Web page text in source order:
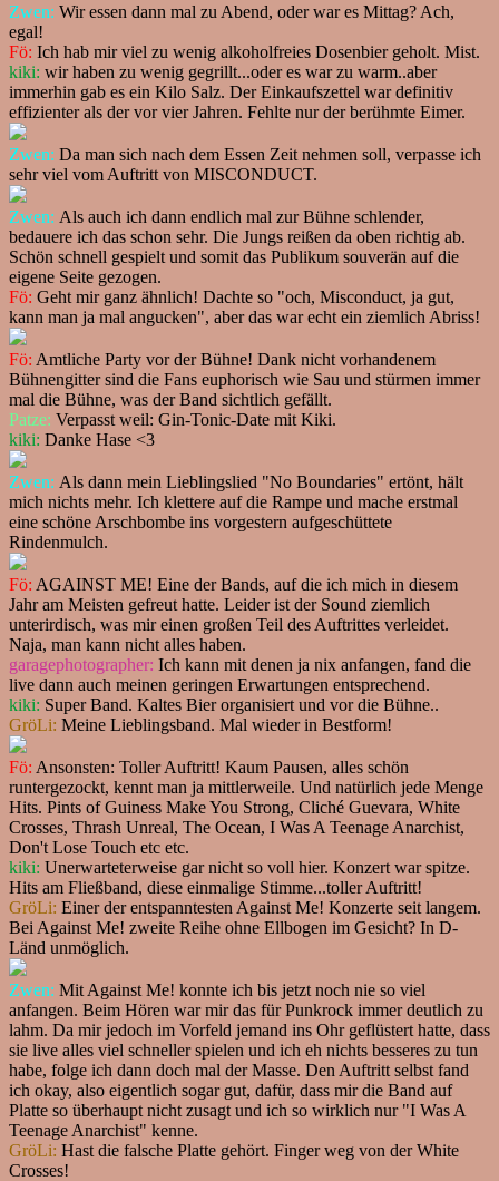
Zwen: Wir essen dann mal zu Abend, oder war es Mittag? Ach,
egal!
Fö: Ich hab mir viel zu wenig alkoholfreies Dosenbier geholt. Mist.
kiki: wir haben zu wenig gegrillt...oder es war zu warm..aber
immerhin gab es ein Kilo Salz. Der Einkaufszettel war definitiv
effizienter als der vor vier Jahren. Fehlte nur der berühmte Eimer.
Zwen: Da man sich nach dem Essen Zeit nehmen soll, verpasse ich
sehr viel vom Auftritt von MISCONDUCT.
Zwen: Als auch ich dann endlich mal zur Bühne schlender,
bedauere ich das schon sehr. Die Jungs reißen da oben richtig ab.
Schön schnell gespielt und somit das Publikum souverän auf die
eigene Seite gezogen.
Fö: Geht mir ganz ähnlich! Dachte so "och, Misconduct, ja gut,
kann man ja mal angucken", aber das war echt ein ziemlich Abriss!
Fö: Amtliche Party vor der Bühne! Dank nicht vorhandenem
Bühnengitter sind die Fans euphorisch wie Sau und stürmen immer
mal die Bühne, was der Band sichtlich gefällt.
Patze: Verpasst weil: Gin-Tonic-Date mit Kiki.
kiki: Danke Hase <3
Zwen: Als dann mein Lieblingslied "No Boundaries" ertönt, hält
mich nichts mehr. Ich klettere auf die Rampe und mache erstmal
eine schöne Arschbombe ins vorgestern aufgeschüttete
Rindenmulch.
Fö: AGAINST ME! Eine der Bands, auf die ich mich in diesem
Jahr am Meisten gefreut hatte. Leider ist der Sound ziemlich
unterirdisch, was mir einen großen Teil des Auftrittes verleidet.
Naja, man kann nicht alles haben.
garagephotographer: Ich kann mit denen ja nix anfangen, fand die
live dann auch meinen geringen Erwartungen entsprechend.
kiki: Super Band. Kaltes Bier organisiert und vor die Bühne..
GröLi: Meine Lieblingsband. Mal wieder in Bestform!
Fö: Ansonsten: Toller Auftritt! Kaum Pausen, alles schön
runtergezockt, kennt man ja mittlerweile. Und natürlich jede Menge
Hits. Pints of Guiness Make You Strong, Cliché Guevara, White
Crosses, Thrash Unreal, The Ocean, I Was A Teenage Anarchist,
Don't Lose Touch etc etc.
kiki: Unerwarteterweise gar nicht so voll hier. Konzert war spitze.
Hits am Fließband, diese einmalige Stimme...toller Auftritt!
GröLi: Einer der entspanntesten Against Me! Konzerte seit langem.
Bei Against Me! zweite Reihe ohne Ellbogen im Gesicht? In D-
Länd unmöglich.
Zwen: Mit Against Me! konnte ich bis jetzt noch nie so viel
anfangen. Beim Hören war mir das für Punkrock immer deutlich zu
lahm. Da mir jedoch im Vorfeld jemand ins Ohr geflüstert hatte, dass
sie live alles viel schneller spielen und ich eh nichts besseres zu tun
habe, folge ich dann doch mal der Masse. Den Auftritt selbst fand
ich okay, also eigentlich sogar gut, dafür, dass mir die Band auf
Platte so überhaupt nicht zusagt und ich so wirklich nur "I Was A
Teenage Anarchist" kenne.
GröLi: Hast die falsche Platte gehört. Finger weg von der White
Crosses!